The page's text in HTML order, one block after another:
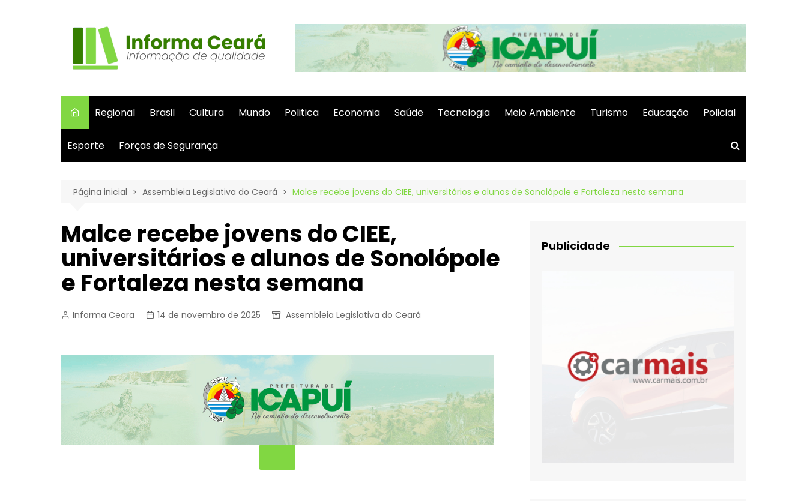
Regional Brasil Cultura Mundo Politica Economia Saúde Tecnologia Meio Ambiente Turismo Educação Policial
Esporte Forças de Segurança
Página inicial Assembleia Legislativa do Ceará Malce recebe jovens do CIEE, universitários e alunos de Sonolópole e Fortaleza nesta semana
Malce recebe jovens do CIEE,
universitários e alunos de Sonolópole
e Fortaleza nesta semana
Informa Ceara 14 de novembro de 2025 Assembleia Legislativa do Ceará
Publicidade